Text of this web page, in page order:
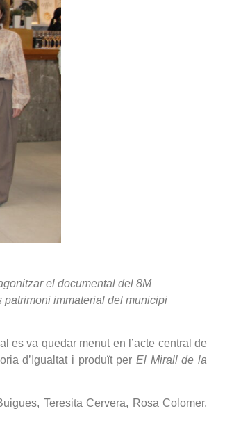
el documental del 8M
patrimoni immaterial del municipi
es va quedar menut en l’acte central de
d’Igualtat i produït per El Mirall de la
Teresita Cervera, Rosa Colomer,